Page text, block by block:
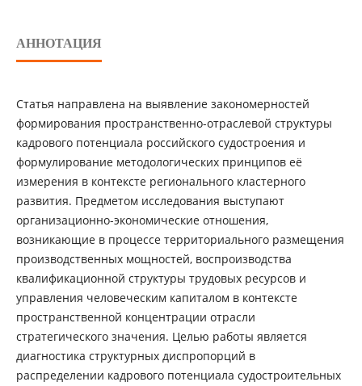
АННОТАЦИЯ
Статья направлена на выявление закономерностей
формирования пространственно-отраслевой структуры
кадрового потенциала российского судостроения и
формулирование методологических принципов её
измерения в контексте регионального кластерного
развития. Предметом исследования выступают
организационно-экономические отношения,
возникающие в процессе территориального размещения
производственных мощностей, воспроизводства
квалификационной структуры трудовых ресурсов и
управления человеческим капиталом в контексте
пространственной концентрации отрасли
стратегического значения. Целью работы является
диагностика структурных диспропорций в
распределении кадрового потенциала судостроительных